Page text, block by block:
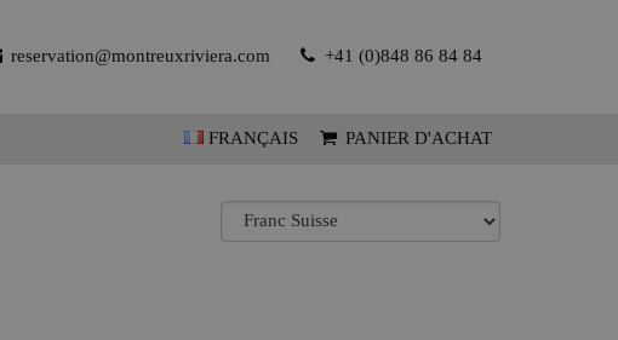
reservation@montreuxriviera.com +41 (0)848 86 84 84
FRANÇAIS PANIER D'ACHAT